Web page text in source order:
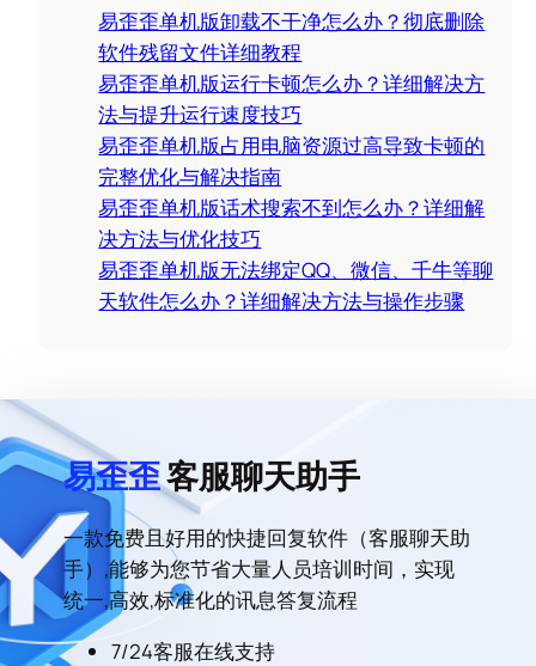
易歪歪单机版卸载不干净怎么办？彻底删除
软件残留文件详细教程
易歪歪单机版运行卡顿怎么办？详细解决方
法与提升运行速度技巧
易歪歪单机版占用电脑资源过高导致卡顿的
完整优化与解决指南
易歪歪单机版话术搜索不到怎么办？详细解
决方法与优化技巧
易歪歪单机版无法绑定QQ、微信、千牛等聊
天软件怎么办？详细解决方法与操作步骤
易歪歪客服聊天助手
一款免费且好用的快捷回复软件（客服聊天助
手）,能够为您节省大量人员培训时间，实现
统一,高效,标准化的讯息答复流程
7/24客服在线支持